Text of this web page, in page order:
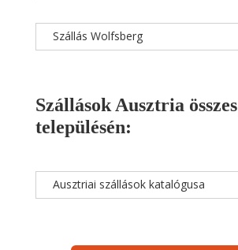
Szállás Wolfsberg
Szállások Ausztria összes
településén:
Ausztriai szállások katalógusa